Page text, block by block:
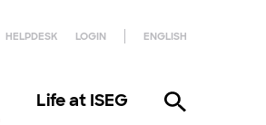
HELPDESK LOGIN ENGLISH
Life at ISEG